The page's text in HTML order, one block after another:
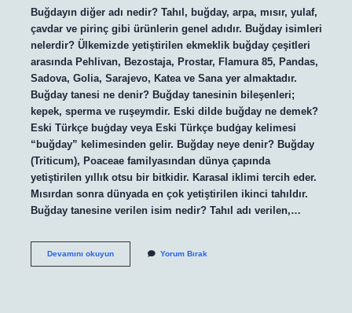
Buğdayın diğer adı nedir? Tahıl, buğday, arpa, mısır, yulaf,
çavdar ve pirinç gibi ürünlerin genel adıdır. Buğday isimleri
nelerdir? Ülkemizde yetiştirilen ekmeklik buğday çeşitleri
arasında Pehlivan, Bezostaja, Prostar, Flamura 85, Pandas,
Sadova, Golia, Sarajevo, Katea ve Sana yer almaktadır.
Buğday tanesi ne denir? Buğday tanesinin bileşenleri;
kepek, sperma ve ruşeymdir. Eski dilde buğday ne demek?
Eski Türkçe buġday veya Eski Türkçe budġay kelimesi
“buğday” kelimesinden gelir. Buğday neye denir? Buğday
(Triticum), Poaceae familyasından dünya çapında
yetiştirilen yıllık otsu bir bitkidir. Karasal iklimi tercih eder.
Mısırdan sonra dünyada en çok yetiştirilen ikinci tahıldır.
Buğday tanesine verilen isim nedir? Tahıl adı verilen,…
Devamını okuyunBuğday
Yorum Bırak